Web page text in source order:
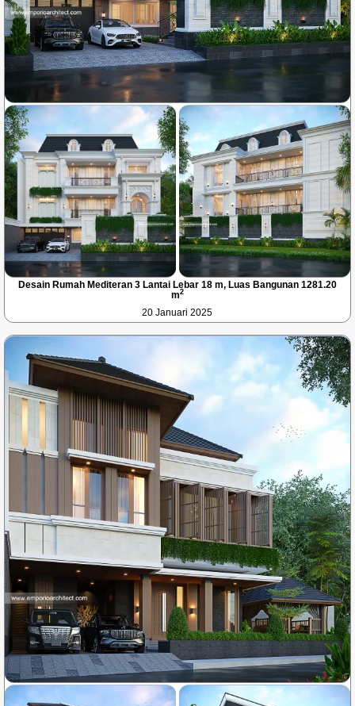
Desain Rumah Mediteran 3 Lantai Lebar 18 m, Luas Bangunan 1281.20
m2
20 Januari 2025